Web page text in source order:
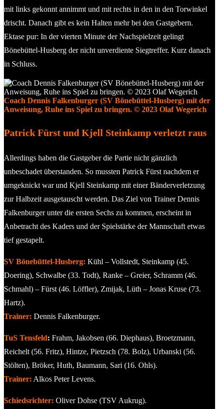
mit links gekonnt annimmt und mit rechts in den in den Torwinkel
drischt. Danach gibt es kein Halten mehr bei den Gastgebern.
Ektase pur: In der vierten Minute der Nachspielzeit gelingt
Bönebüttel-Husberg der nicht unverdiente Siegtreffer. Kurz danach
in Schluss.
Coach Dennis Falkenburger (SV Bönebüttel-Husberg) mit der
Anweisung, Ruhe ins Spiel zu bringen. © 2023 Olaf Wegerich
Patrick Fürst und Kjell Steinkamp verletzt raus
Allerdings haben die Gastgeber die Partie nicht gänzlich
unbeschadet überstanden. So mussten Patrick Fürst nachdem er
umgeknickt war und Kjell Steinkamp mit einer Bänderverletzung
zur Halbzeit ausgetauscht werden. Das Ziel von Trainer Dennis
Falkenburger unter die ersten Sechs zu kommen, erscheint in
Anbetracht des Kaders und der Spielstärke der Mannschaft etwas
tief gestapelt.
SV Bönebüttel-Husberg: Kühl – Vollstedt, Steinkamp (45.
Doering), Schwalbe (33. Todt), Ranke – Greier, Schramm (46.
Schmahl) – Fürst (46. Löffler), Zmijak, Lüth – Jonas Kruse (73.
Hartz).
Trainer: Dennis Falkenburger.
TuS Tensfeld: Frahm, Jakobsen (66. Diephaus), Broetzmann,
Reichelt (56. Fritz), Hintze, Pietzsch (78. Bolz), Urbanski (56.
Stölten), Bröker, Huth, Baumann, Sari (16. Ohls).
Trainer: Alkos Peter Levens.
Schiedsrichter: Oliver Dohse (TSV Aukrug).